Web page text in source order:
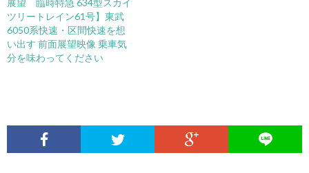
展望 臨時特急 634型スカイ
ツリートレイン61号】東武
6050系快速・区間快速を想
い出す 前面展望映像 乗車気
分を味わってください